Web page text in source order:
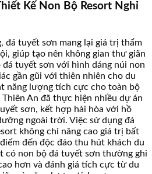
Kế Non Bộ Resort Nghỉ
tuyết sơn mang lại giá trị thẩm
giúp tạo nên không gian thư giãn
tuyết sơn với hình dáng núi non
gần gũi với thiên nhiên cho du
năng lượng tích cực cho toàn bộ
An đã thực hiện nhiều dự án
sơn, kết hợp hài hòa với hồ
ngoài trời. Việc sử dụng đá
không chỉ nâng cao giá trị bất
đến độc đáo thu hút khách du
có non bộ đá tuyết sơn thường ghi
hơn và đánh giá tích cực từ du